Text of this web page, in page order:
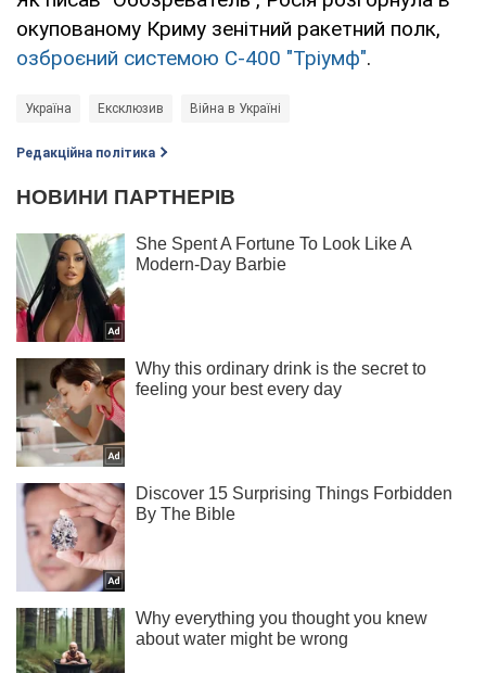
окупованому Криму зенітний ракетний полк,
озброєний системою С-400 "Тріумф".
Україна Ексклюзив Війна в Україні
Редакційна політика